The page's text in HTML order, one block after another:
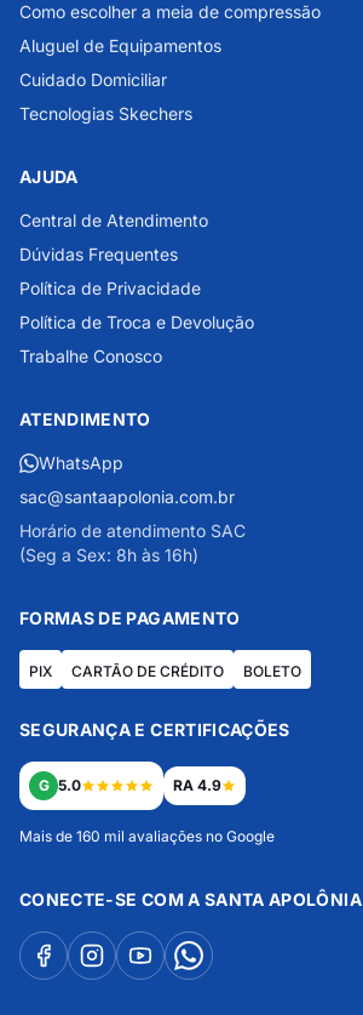
Como escolher a meia de compressão
Aluguel de Equipamentos
Cuidado Domiciliar
Tecnologias Skechers
AJUDA
Central de Atendimento
Dúvidas Frequentes
Política de Privacidade
Política de Troca e Devolução
Trabalhe Conosco
ATENDIMENTO
WhatsApp
sac@santaapolonia.com.br
Horário de atendimento SAC
(Seg a Sex: 8h às 16h)
FORMAS DE PAGAMENTO
PIX CARTÃO DE CRÉDITO BOLETO
SEGURANÇA E CERTIFICAÇÕES
G 5.0 RA 4.9
Mais de 160 mil avaliações no Google
CONECTE-SE COM A SANTA APOLÔNIA